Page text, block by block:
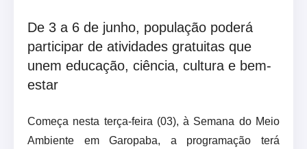
De 3 a 6 de junho, população poderá
participar de atividades gratuitas que
unem educação, ciência, cultura e bem-
estar
Começa nesta terça-feira (03), à Semana do Meio
Ambiente em Garopaba, a programação terá